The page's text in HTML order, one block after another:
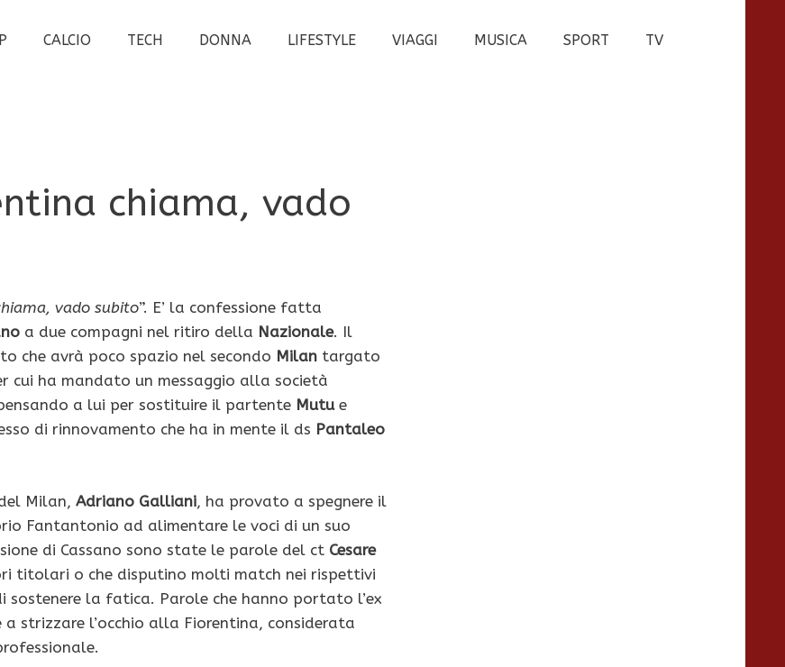
CALCIO TECH DONNA LIFESTYLE VIAGGI MUSICA SPORT TV
chiama, vado
vado subito”. E’ la confessione fatta
a due compagni nel ritiro della Nazionale. Il
che avrà poco spazio nel secondo Milan targato
cui ha mandato un messaggio alla società
a lui per sostituire il partente Mutu e
di rinnovamento che ha in mente il ds Pantaleo
Milan, Adriano Galliani, ha provato a spegnere il
Fantantonio ad alimentare le voci di un suo
di Cassano sono state le parole del ct Cesare
titolari o che disputino molti match nei rispettivi
sostenere la fatica. Parole che hanno portato l’ex
strizzare l’occhio alla Fiorentina, considerata